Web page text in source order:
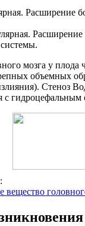
Расширение
Расширение
мозга у плода
объемных
Стеноз
с
вещество